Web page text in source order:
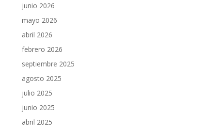
junio 2026
mayo 2026
abril 2026
febrero 2026
septiembre 2025
agosto 2025
julio 2025
junio 2025
abril 2025